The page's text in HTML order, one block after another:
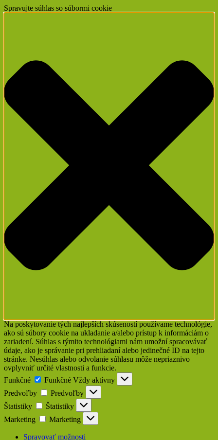
Spravujte súhlas so súbormi cookie
Na poskytovanie tých najlepších skúseností používame technológie,
ako sú súbory cookie na ukladanie a/alebo prístup k informáciám o
zariadení. Súhlas s týmito technológiami nám umožní spracovávať
údaje, ako je správanie pri prehliadaní alebo jedinečné ID na tejto
stránke. Nesúhlas alebo odvolanie súhlasu môže nepriaznivo
ovplyvniť určité vlastnosti a funkcie.
Funkčné
Funkčné Vždy aktívny
Predvoľby
Predvoľby
Štatistiky
Štatistiky
Marketing
Marketing
Spravovať možnosti